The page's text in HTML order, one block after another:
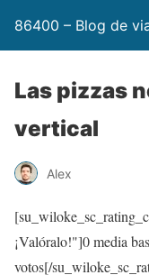
86400 – Blog de
Las pizzas
vertical
Alex
¡Valóralo!"]0media
votos[/